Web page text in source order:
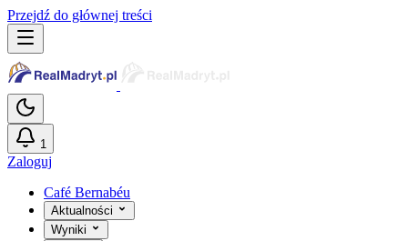
Przejdź do głównej treści
1
Zaloguj
Café Bernabéu
Aktualności
Wyniki